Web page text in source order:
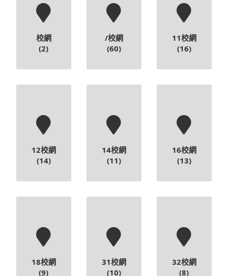
校網
(2)
/校網
(60)
11校網
(16)
12校網
(14)
14校網
(11)
16校網
(13)
18校網
(9)
31校網
(10)
32校網
(8)